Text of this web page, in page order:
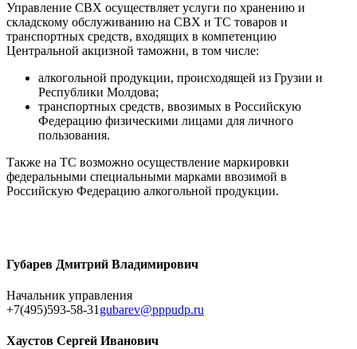
Управление СВХ осуществляет услуги по хранению и
складскому обслуживанию на СВХ и ТС товаров и
транспортных средств, входящих в компетенцию
Центральной акцизной таможни, в том числе:
алкогольной продукции, происходящей из Грузии и
Республики Молдова;
транспортных средств, ввозимых в Российскую
Федерацию физическими лицами для личного
пользования.
Также на ТС возможно осуществление маркировки
федеральными специальными марками ввозимой в
Российскую Федерацию алкогольной продукции.
Губарев Дмитрий Владимирович
Начальник управления
+7(495)593-58-31 gubarev@pppudp.ru
Хаустов Сергей Иванович